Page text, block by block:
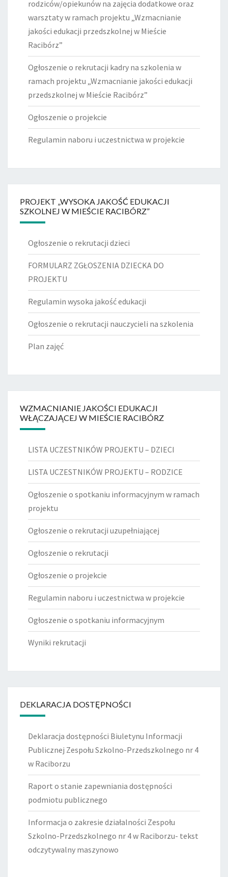
rodziców/opiekunów na zajęcia dodatkowe oraz
warsztaty w ramach projektu „Wzmacnianie
jakości edukacji przedszkolnej w Mieście
Racibórz”
Ogłoszenie o rekrutacji kadry na szkolenia w
ramach projektu „Wzmacnianie jakości edukacji
przedszkolnej w Mieście Racibórz”
Ogłoszenie o projekcie
Regulamin naboru i uczestnictwa w projekcie
PROJEKT „WYSOKA JAKOŚĆ EDUKACJI
SZKOLNEJ W MIEŚCIE RACIBÓRZ”
Ogłoszenie o rekrutacji dzieci
FORMULARZ ZGŁOSZENIA DZIECKA DO
PROJEKTU
Regulamin wysoka jakość edukacji
Ogłoszenie o rekrutacji nauczycieli na szkolenia
Plan zajęć
WZMACNIANIE JAKOŚCI EDUKACJI
WŁĄCZAJĄCEJ W MIEŚCIE RACIBÓRZ
LISTA UCZESTNIKÓW PROJEKTU – DZIECI
LISTA UCZESTNIKÓW PROJEKTU – RODZICE
Ogłoszenie o spotkaniu informacyjnym w ramach
projektu
Ogłoszenie o rekrutacji uzupełniającej
Ogłoszenie o rekrutacji
Ogłoszenie o projekcie
Regulamin naboru i uczestnictwa w projekcie
Ogłoszenie o spotkaniu informacyjnym
Wyniki rekrutacji
DEKLARACJA DOSTĘPNOŚCI
Deklaracja dostępności Biuletynu Informacji
Publicznej Zespołu Szkolno-Przedszkolnego nr 4
w Raciborzu
Raport o stanie zapewniania dostępności
podmiotu publicznego
Informacja o zakresie działalności Zespołu
Szkolno-Przedszkolnego nr 4 w Raciborzu- tekst
odczytywalny maszynowo